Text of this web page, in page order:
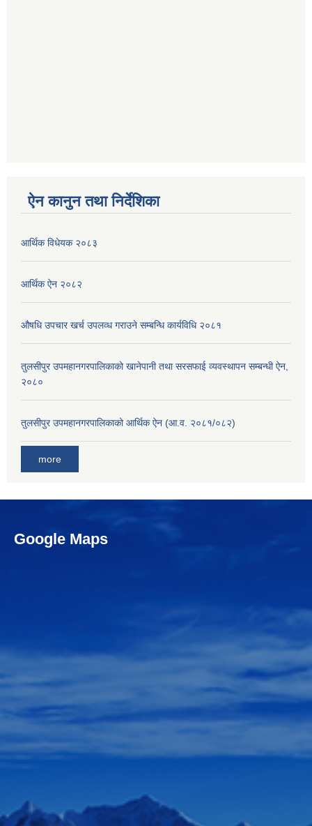
ऐन कानुन तथा निर्देशिका
आर्थिक विधेयक २०८३
आर्थिक ऐन २०८२
औषधि उपचार खर्च उपलव्ध गराउने सम्बन्धि कार्यविधि २०८१
तुलसीपुर उपमहानगरपालिकाको खानेपानी तथा सरसफाई व्यवस्थापन सम्बन्धी ऐन,
२०८०
तुलसीपुर उपमहानगरपालिकाको आर्थिक ऐन (आ.व. २०८१/०८२)
more
Google Maps